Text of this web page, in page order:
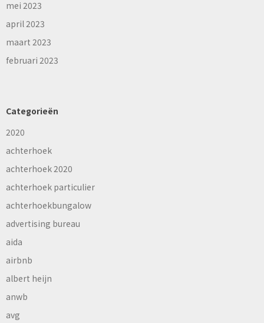
mei 2023
april 2023
maart 2023
februari 2023
Categorieën
2020
achterhoek
achterhoek 2020
achterhoek particulier
achterhoekbungalow
advertising bureau
aida
airbnb
albert heijn
anwb
avg